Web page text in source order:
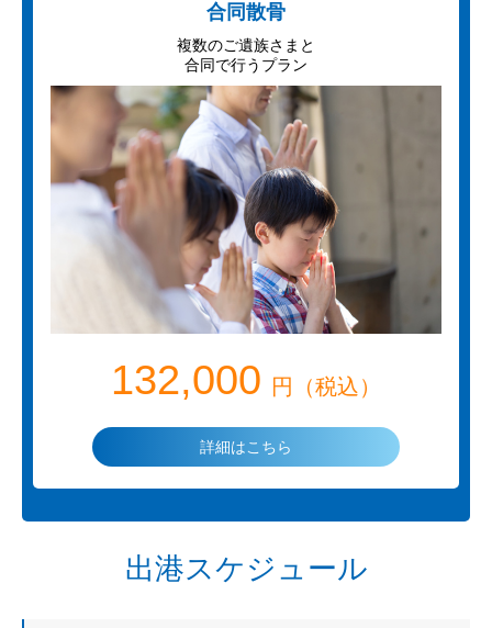
合同散骨
複数のご遺族さまと
合同で行うプラン
132,000 円（税込）
詳細はこちら
出港スケジュール